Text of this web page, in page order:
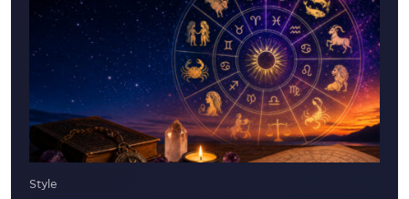
Style